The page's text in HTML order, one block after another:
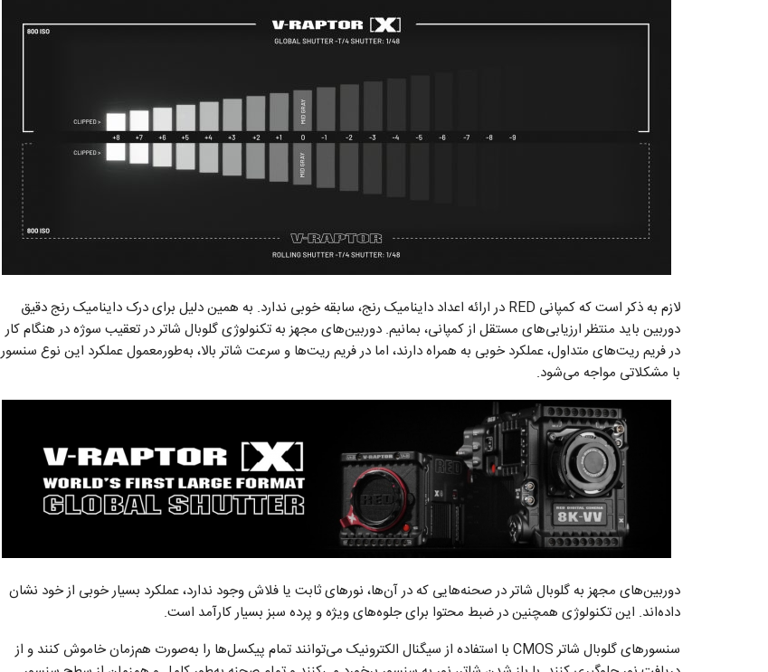
لازم به ذکر است که کمپانی RED در ارائه اعداد داینامیک رنج، سابقه خوبی ندارد. به همین دلیل برای درک داینامیک رنج دقیق
دوربین باید منتظر ارزیابی‌های مستقل از کمپانی، بمانیم. دوربین‌های مجهز به تکنولوژی گلوبال شاتر در تعقیب سوژه در هنگام کار
در فریم‌ ریت‌های متداول، عملکرد خوبی به همراه دارند، اما در فریم ریت‌ها و سرعت‌ شاتر بالا، به‌طورمعمول عملکرد این نوع سنسور
با مشکلاتی مواجه می‌شود.
دوربین‌های مجهز به گلوبال شاتر در صحنه‌هایی که در آن‌ها، نورهای ثابت یا فلاش وجود ندارد، عملکرد بسیار خوبی از خود نشان
داده‌اند. این تکنولوژی همچنین در ضبط محتوا برای جلوه‌های ویژه و پرده سبز بسیار کارآمد است.
سنسورهای گلوبال شاتر CMOS با استفاده از سیگنال الکترونیک می‌توانند تمام پیکسل‌ها را به‌صورت هم‌زمان خاموش کنند و از